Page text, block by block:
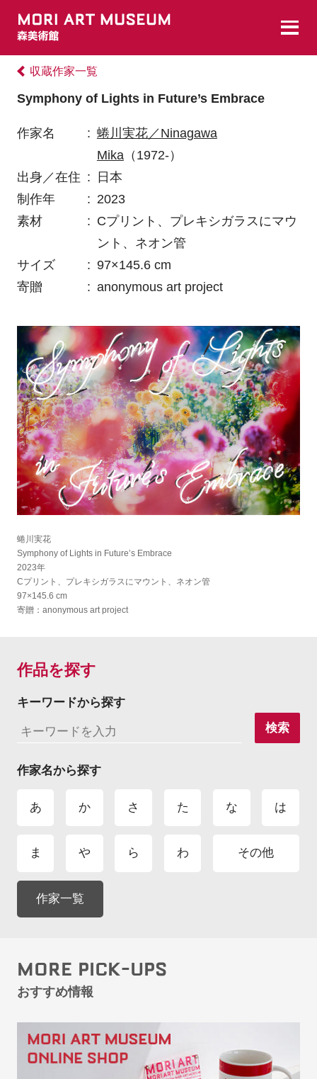
収蔵作家一覧
Symphony of Lights in Future’s Embrace
作家名 : 蜷川実花／Ninagawa
Mika （1972-）
出身／在住 :
日本
制作年
: 2023
素材
: Cプリント、プレキシガラスにマウ
ント、ネオン管
サイズ
: 97×145.6 cm
寄贈
: anonymous art project
蜷川実花
Symphony of Lights in Future’s Embrace
2023年
Cプリント、プレキシガラスにマウント、ネオン管
97×145.6 cm
寄贈：anonymous art project
作品を探す
キーワードから探す
検索
作家名から探す
あ か さ た な は
ま や ら わ その他
作家一覧
MORE PICK-UPS
おすすめ情報